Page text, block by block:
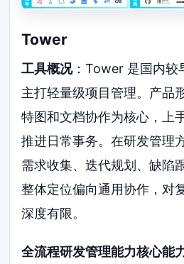
Tower
工具概况：Tower 是国内较
主打轻量级项目管理。产品
特图和文档协作为核心，上
推进日常事务。在研发管理
需求收集、迭代规划、缺陷
整体定位偏向通用协作，对
深度有限。
全流程研发管理能力核心能